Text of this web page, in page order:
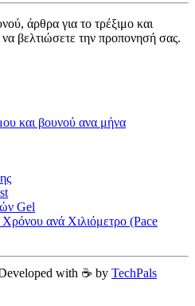
άρθρα για το τρέξιμο και
βελτιώσετε την προπονησή σας.
και βουνού ανα μήνα
Gel
ανά Χιλιόμετρο (Pace
with ☕️ by TechPals